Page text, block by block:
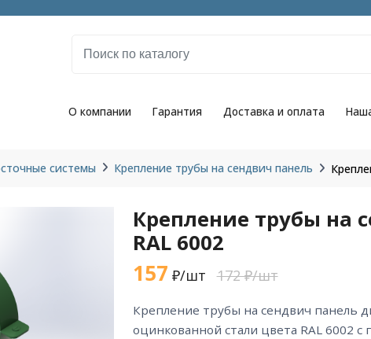
О компании Гарантия Доставка и оплата
системы Крепление трубы на сендвич панель
Крепление трубы на
RAL 6002
157 ₽/шт 172 ₽/шт
крепление трубы на сендвич панель диаметр 120 мм RAL 6002 из
оцинкованной стали цвета RAL 6002